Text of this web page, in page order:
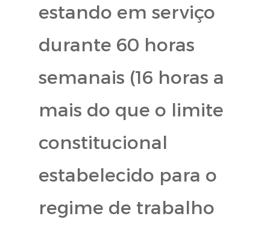
estando em serviço
durante 60 horas
semanais (16 horas a
mais do que o limite
constitucional
estabelecido para o
regime de trabalho